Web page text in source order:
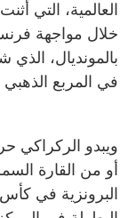
العالمية، التي
خلال مواجهة
بالمونديال،
في المربع الذهبي
ويبدو الركراكي
أو من القارة
البرونزية في